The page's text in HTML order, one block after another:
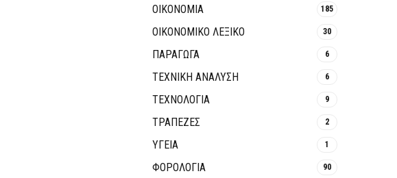
ΟΙΚΟΝΟΜΙΑ 185
ΟΙΚΟΝΟΜΙΚΟ ΛΕΞΙΚΟ 30
ΠΑΡΑΓΩΓΑ 6
ΤΕΧΝΙΚΗ ΑΝΑΛΥΣΗ 6
ΤΕΧΝΟΛΟΓΙΑ 9
ΤΡΆΠΕΖΕΣ 2
ΥΓΕΙΑ 1
ΦΟΡΟΛΟΓΙΑ 90